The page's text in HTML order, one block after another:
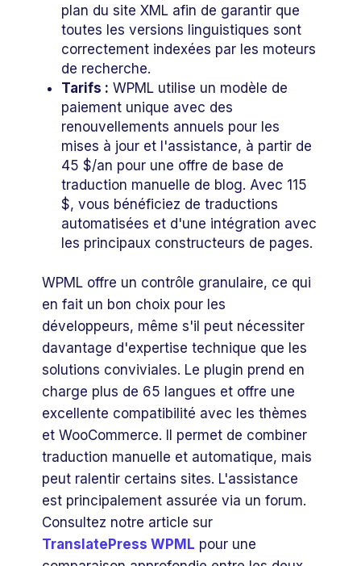
plan du site XML afin de garantir que
toutes les versions linguistiques sont
correctement indexées par les moteurs
de recherche.
Tarifs : WPML utilise un modèle de
paiement unique avec des
renouvellements annuels pour les
mises à jour et l'assistance, à partir de
45 $/an pour une offre de base de
traduction manuelle de blog. Avec 115
$, vous bénéficiez de traductions
automatisées et d'une intégration avec
les principaux constructeurs de pages.
WPML offre un contrôle granulaire, ce qui
en fait un bon choix pour les
développeurs, même s'il peut nécessiter
davantage d'expertise technique que les
solutions conviviales. Le plugin prend en
charge plus de 65 langues et offre une
excellente compatibilité avec les thèmes
et WooCommerce. Il permet de combiner
traduction manuelle et automatique, mais
peut ralentir certains sites. L'assistance
est principalement assurée via un forum.
Consultez notre article sur
TranslatePress WPML pour une